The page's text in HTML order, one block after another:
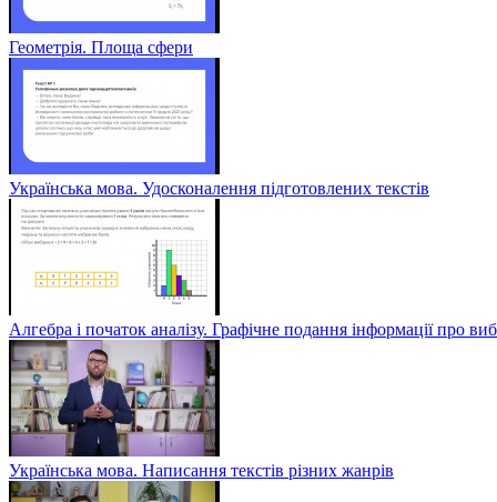
Геометрія. Площа сфери
Українська мова. Удосконалення підготовлених текстів
Алгебра і початок аналізу. Графічне подання інформації про
Українська мова. Написання текстів різних жанрів